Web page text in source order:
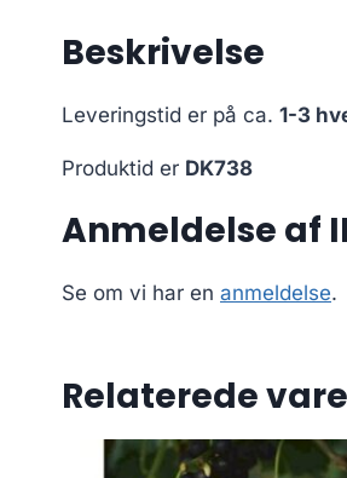
Beskrivelse
Leveringstid er på ca. 1-3
Produktid er DK738
Anmeldelse af
Se om vi har en anmeldelse.
Relaterede